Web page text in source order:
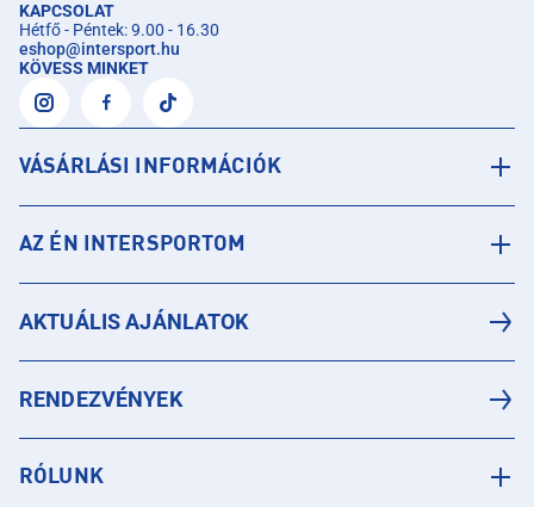
KAPCSOLAT
Hétfő - Péntek: 9.00 - 16.30
eshop@intersport.hu
KÖVESS MINKET
VÁSÁRLÁSI INFORMÁCIÓK
AZ ÉN INTERSPORTOM
AKTUÁLIS AJÁNLATOK
RENDEZVÉNYEK
RÓLUNK